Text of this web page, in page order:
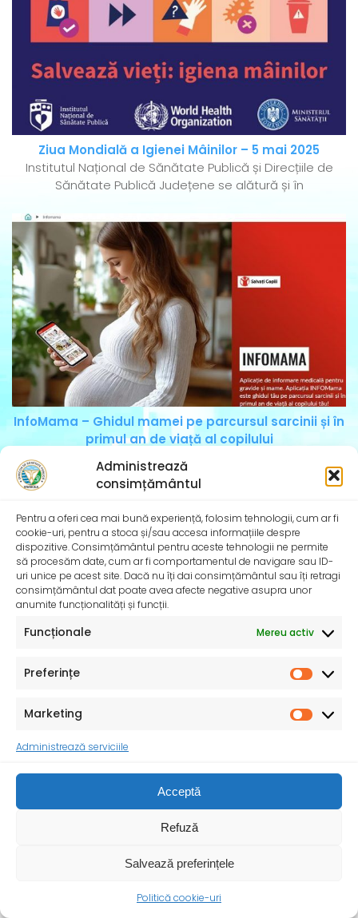
Administrează
consimțământul
Pentru a oferi cea mai bună experiență, folosim tehnologii, cum ar fi
cookie-uri, pentru a stoca și/sau accesa informațiile despre
dispozitive. Consimțământul pentru aceste tehnologii ne permite
să procesăm date, cum ar fi comportamentul de navigare sau ID-
uri unice pe acest site. Dacă nu îți dai consimțământul sau îți retragi
consimțământul dat poate avea afecte negative asupra unor
anumite funcționalități și funcții.
Funcționale Mereu activ
Preferințe
Marketing
Administrează serviciile
Acceptă
Refuză
Salvează preferințele
Politică cookie-uri
Ziua Mondială a Igienei Mâinilor – 5 mai 2025
Institutul Național de Sănătate Publică și Direcțiile de
Sănătate Publică Județene se alătură și în
InfoMama – Ghidul mamei pe parcursul sarcinii și în
primul an de viață al copilului
De peste 35 de ani, Organizația Salvați Copiii
desfășoară activități dedicate promovării și apărării
drepturilor
Sănătatea mamei și copilului – o prioritate pentru un